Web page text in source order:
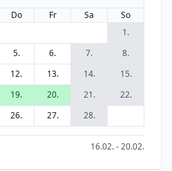
Do Fr Sa
So
1.
5. 6. 7.
8.
12. 13. 14.
15.
19. 20. 21.
22.
26. 27. 28.
16.02. - 20.02.